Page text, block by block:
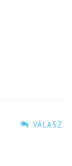
VÁLASZ